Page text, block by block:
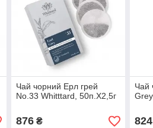
Чай чорний Ерл грей
No.33 Whitttard, 50п.Х2,5г
876₴
Чай
824